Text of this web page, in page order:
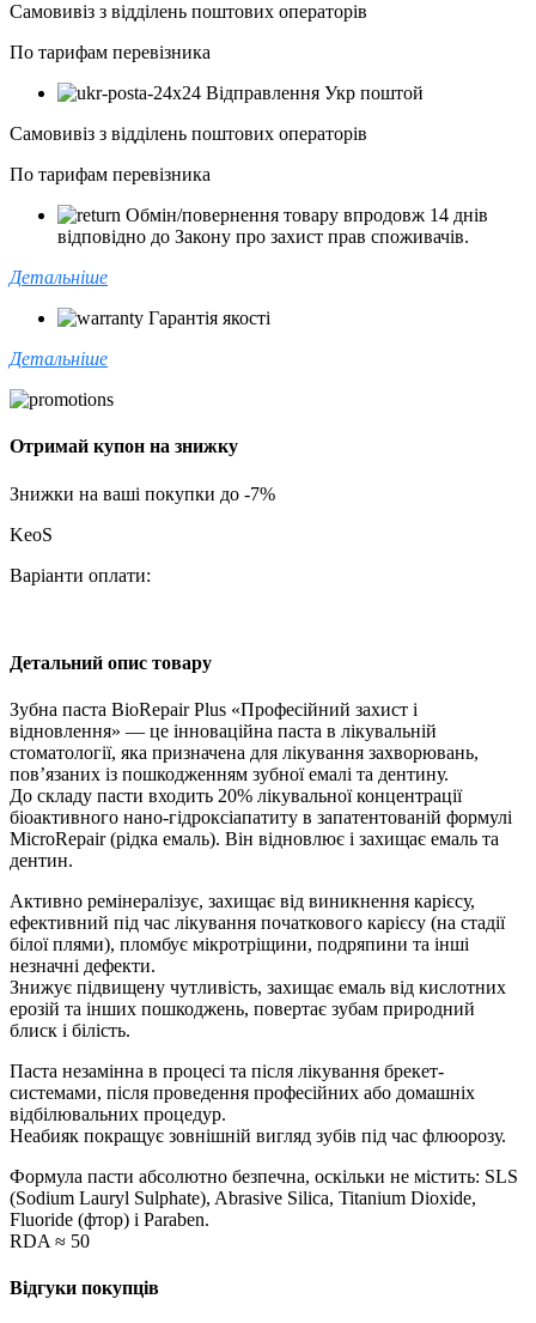
Самовивіз з відділень поштових операторів
По тарифам перевізника
Відправлення Укр поштой
Самовивіз з відділень поштових операторів
По тарифам перевізника
Обмін/повернення товару впродовж 14 днів
відповідно до Закону про захист прав споживачів.
Детальніше
Гарантія якості
Детальніше
Отримай купон на знижку
Знижки на ваші покупки до -7%
KeoS
Варіанти оплати:
Детальний опис товару
Зубна паста BioRepair Plus «Професійний захист і
відновлення» — це інноваційна паста в лікувальній
стоматології, яка призначена для лікування захворювань,
пов’язаних із пошкодженням зубної емалі та дентину.
До складу пасти входить 20% лікувальної концентрації
біоактивного нано-гідроксіапатиту в запатентованій формулі
MicroRepair (рідка емаль). Він відновлює і захищає емаль та
дентин.
Активно ремінералізує, захищає від виникнення карієсу,
ефективний під час лікування початкового карієсу (на стадії
білої плями), пломбує мікротріщини, подряпини та інші
незначні дефекти.
Знижує підвищену чутливість, захищає емаль від кислотних
ерозій та інших пошкоджень, повертає зубам природний
блиск і білість.
Паста незамінна в процесі та після лікування брекет-
системами, після проведення професійних або домашніх
відбілювальних процедур.
Неабияк покращує зовнішній вигляд зубів під час флюорозу.
Формула пасти абсолютно безпечна, оскільки не містить: SLS
(Sodium Lauryl Sulphate), Abrasive Silica, Titanium Dioxide,
Fluoride (фтор) і Paraben.
RDA ≈ 50
Відгуки покупців